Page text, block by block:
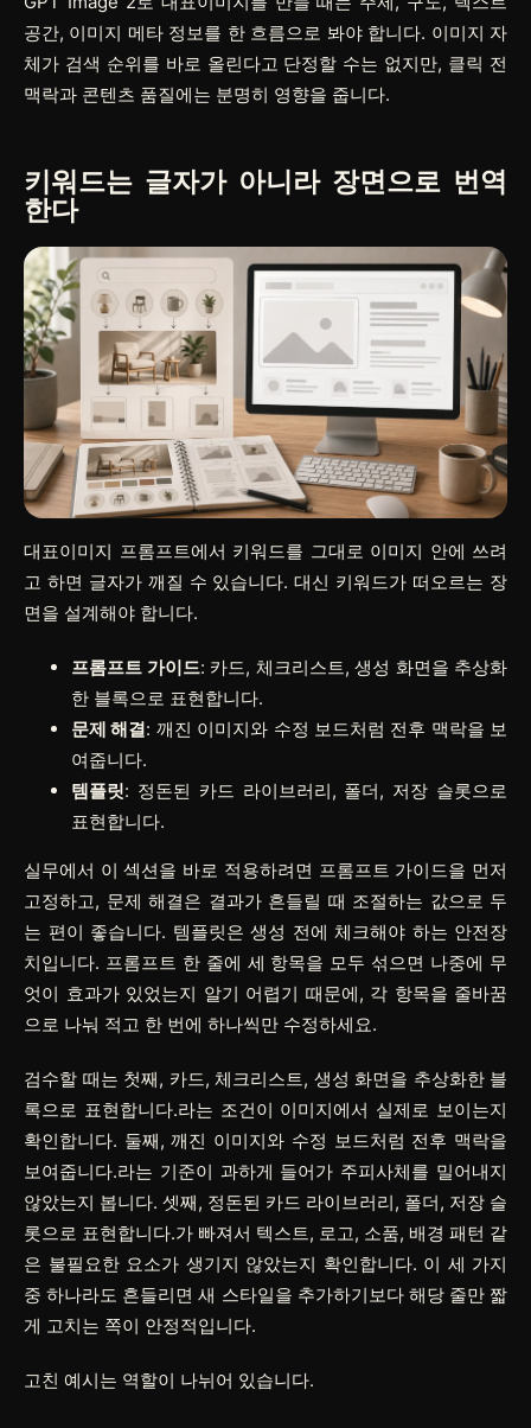
공간, 이미지 메타 정보를 한 흐름으로 봐야 합니다. 이미지 자
체가 검색 순위를 바로 올린다고 단정할 수는 없지만, 클릭 전
맥락과 콘텐츠 품질에는 분명히 영향을 줍니다.
키워드는 글자가 아니라 장면으로 번역
한다
대표이미지 프롬프트에서 키워드를 그대로 이미지 안에 쓰려
고 하면 글자가 깨질 수 있습니다. 대신 키워드가 떠오르는 장
면을 설계해야 합니다.
프롬프트 가이드: 카드, 체크리스트, 생성 화면을 추상화
한 블록으로 표현합니다.
문제 해결: 깨진 이미지와 수정 보드처럼 전후 맥락을 보
여줍니다.
템플릿: 정돈된 카드 라이브러리, 폴더, 저장 슬롯으로
표현합니다.
실무에서 이 섹션을 바로 적용하려면 프롬프트 가이드을 먼저
고정하고, 문제 해결은 결과가 흔들릴 때 조절하는 값으로 두
는 편이 좋습니다. 템플릿은 생성 전에 체크해야 하는 안전장
치입니다. 프롬프트 한 줄에 세 항목을 모두 섞으면 나중에 무
엇이 효과가 있었는지 알기 어렵기 때문에, 각 항목을 줄바꿈
으로 나눠 적고 한 번에 하나씩만 수정하세요.
검수할 때는 첫째, 카드, 체크리스트, 생성 화면을 추상화한 블
록으로 표현합니다.라는 조건이 이미지에서 실제로 보이는지
확인합니다. 둘째, 깨진 이미지와 수정 보드처럼 전후 맥락을
보여줍니다.라는 기준이 과하게 들어가 주피사체를 밀어내지
않았는지 봅니다. 셋째, 정돈된 카드 라이브러리, 폴더, 저장 슬
롯으로 표현합니다.가 빠져서 텍스트, 로고, 소품, 배경 패턴 같
은 불필요한 요소가 생기지 않았는지 확인합니다. 이 세 가지
중 하나라도 흔들리면 새 스타일을 추가하기보다 해당 줄만 짧
게 고치는 쪽이 안정적입니다.
고친 예시는 역할이 나뉘어 있습니다.